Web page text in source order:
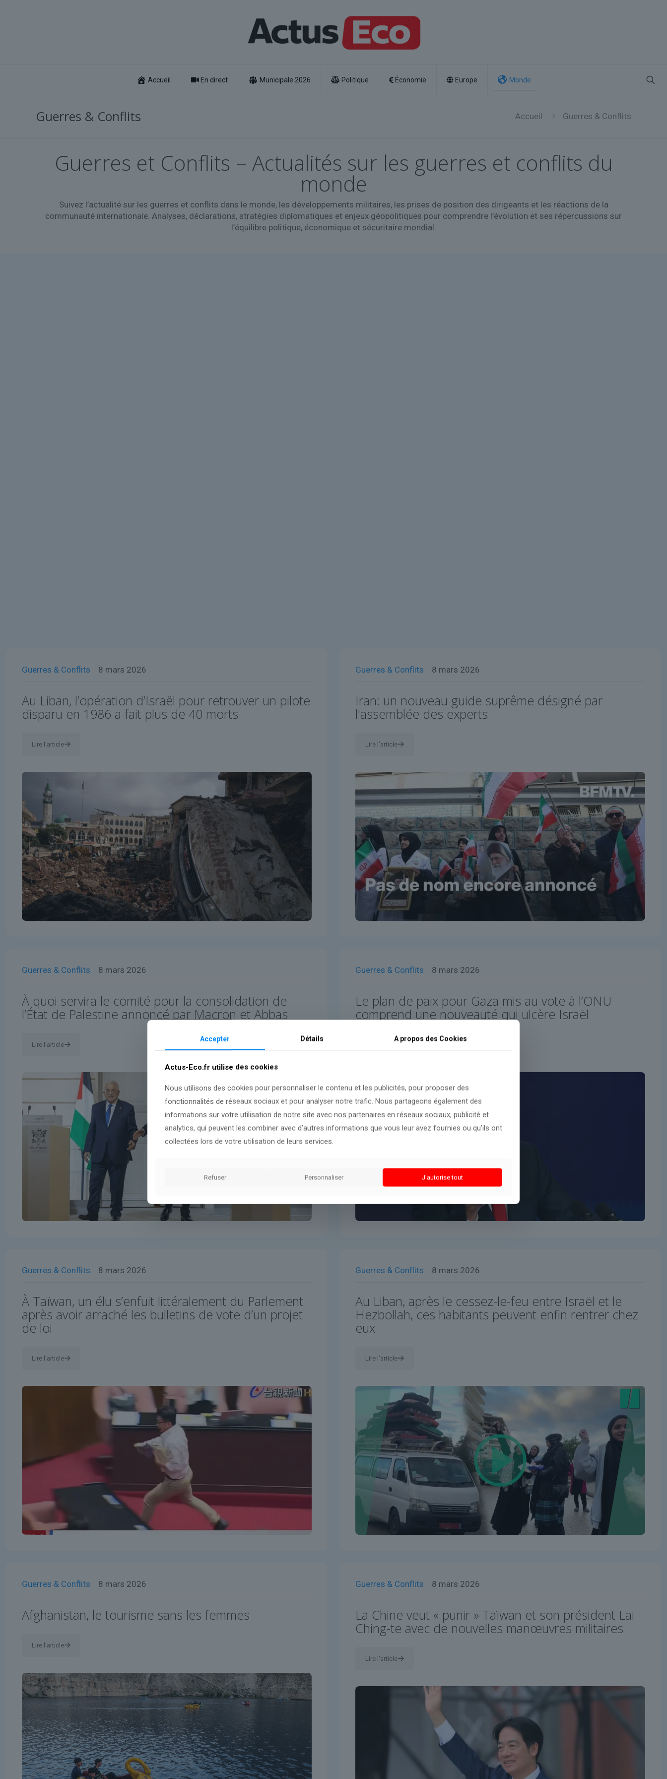
Accueil En direct Municipale 2026 Politique Économie Europe Monde
Guerres & Conflits Accueil Guerres & Conflits
Guerres et Conflits – Actualités sur les guerres et conflits du
monde
Suivez l’actualité sur les guerres et conflits dans le monde, les développements militaires, les prises de position des dirigeants et les réactions de la
communauté internationale. Analyses, déclarations, stratégies diplomatiques et enjeux géopolitiques pour comprendre l’évolution et ses répercussions sur
l’équilibre politique, économique et sécuritaire mondial.
Guerres & Conflits 8 mars 2026
Au Liban, l’opération d’Israël pour retrouver un pilote
disparu en 1986 a fait plus de 40 morts
Lire l'article
Guerres & Conflits 8 mars 2026
Iran: un nouveau guide suprême désigné par
l'assemblée des experts
Lire l'article
Guerres & Conflits 8 mars 2026
À quoi servira le comité pour la consolidation de
l’État de Palestine annoncé par Macron et Abbas
Lire l'article
Guerres & Conflits 8 mars 2026
Le plan de paix pour Gaza mis au vote à l’ONU
comprend une nouveauté qui ulcère Israël
Guerres & Conflits 8 mars 2026
À Taïwan, un élu s’enfuit littéralement du Parlement
après avoir arraché les bulletins de vote d’un projet
de loi
Lire l'article
Guerres & Conflits 8 mars 2026
Au Liban, après le cessez-le-feu entre Israël et le
Hezbollah, ces habitants peuvent enfin rentrer chez
eux
Lire l'article
Guerres & Conflits 8 mars 2026
Afghanistan, le tourisme sans les femmes
Lire l'article
Guerres & Conflits 8 mars 2026
La Chine veut « punir » Taïwan et son président Lai
Ching-te avec de nouvelles manœuvres militaires
Lire l'article
Accepter Détails A propos des Cookies
Actus-Eco.fr utilise des cookies
Nous utilisons des cookies pour personnaliser le contenu et les publicités, pour proposer des
fonctionnalités de réseaux sociaux et pour analyser notre trafic. Nous partageons également des
informations sur votre utilisation de notre site avec nos partenaires en réseaux sociaux, publicité et
analytics, qui peuvent les combiner avec d’autres informations que vous leur avez fournies ou qu’ils ont
collectées lors de votre utilisation de leurs services.
Refuser Personnaliser J'autorise tout